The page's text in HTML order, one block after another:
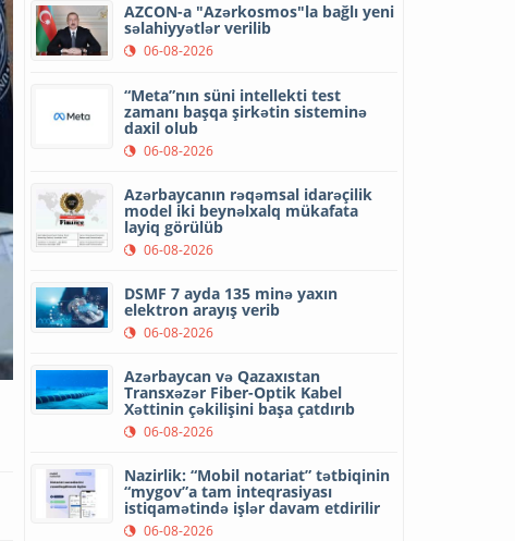
AZCON-a "Azərkosmos"la bağlı yeni
səlahiyyətlər verilib
06-08-2026
“Meta”nın süni intellekti test
zamanı başqa şirkətin sisteminə
daxil olub
06-08-2026
Azərbaycanın rəqəmsal idarəçilik
model iki beynəlxalq mükafata
layiq görülüb
06-08-2026
DSMF 7 ayda 135 minə yaxın
elektron arayış verib
06-08-2026
Azərbaycan və Qazaxıstan
Transxəzər Fiber-Optik Kabel
Xəttinin çəkilişini başa çatdırıb
06-08-2026
Nazirlik: “Mobil notariat” tətbiqinin
“mygov”a tam inteqrasiyası
istiqamətində işlər davam etdirilir
06-08-2026